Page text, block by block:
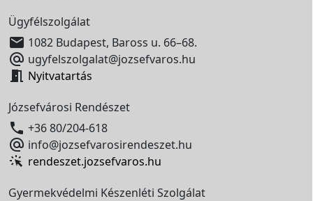
Ügyfélszolgálat
 1082 Budapest, Baross u. 66–68.
 ugyfelszolgalat@jozsefvaros.hu
 Nyitvatartás
Józsefvárosi Rendészet
 +36 80/204-618
 info@jozsefvarosirendeszet.hu
rendeszet.jozsefvaros.hu
Gyermekvédelmi Készenléti Szolgálat